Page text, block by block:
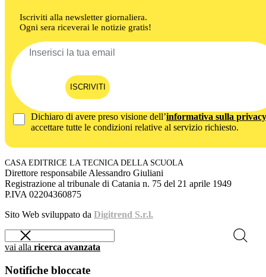
Iscriviti alla newsletter giornaliera.
Ogni sera riceverai le notizie gratis!
ISCRIVITI
Dichiaro di avere preso visione dell’informativa sulla privacy
accettare tutte le condizioni relative al servizio richiesto.
CASA EDITRICE LA TECNICA DELLA SCUOLA
Direttore responsabile Alessandro Giuliani
Registrazione al tribunale di Catania n. 75 del 21 aprile 1949
P.IVA 02204360875
Sito Web sviluppato da Digitrend S.r.l.
vai alla ricerca avanzata
Notifiche bloccate